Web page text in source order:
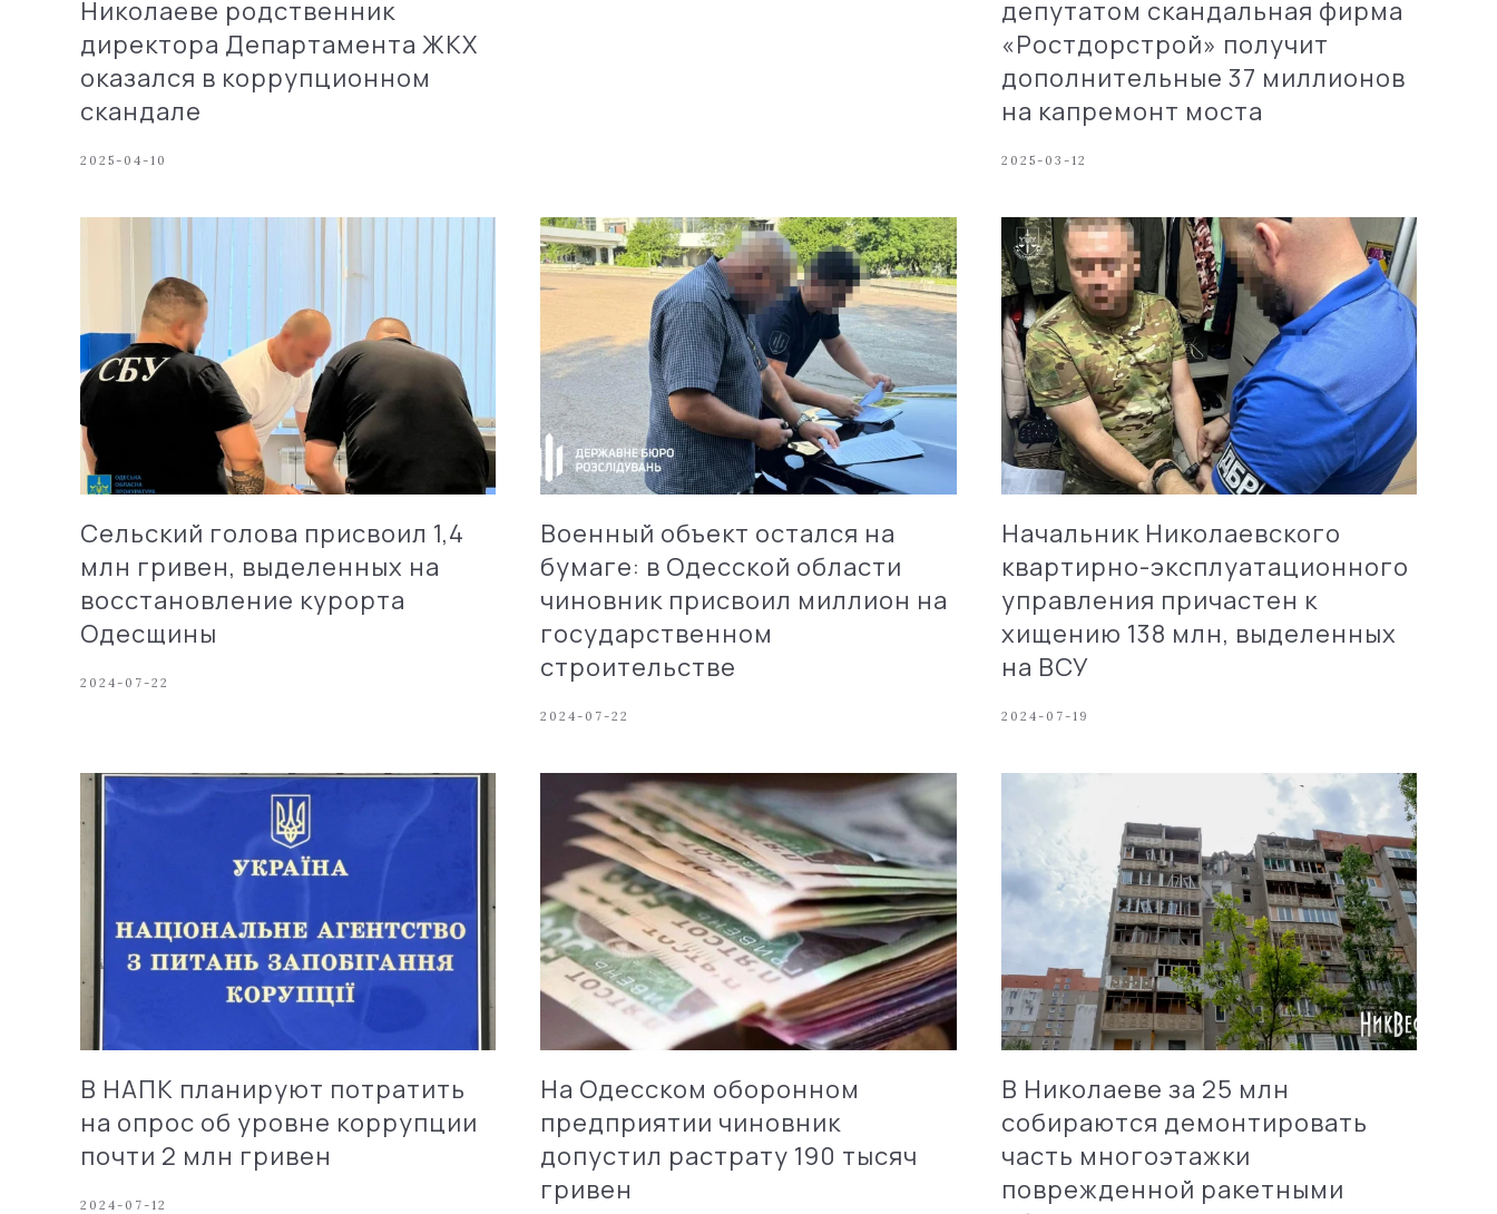
Николаеве родственник
директора Департамента ЖКХ
оказался в коррупционном
скандале
2025-04-10
депутатом скандальная фирма
«Ростдорстрой» получит
дополнительные 37 миллионов
на капремонт моста
2025-03-12
Сельский голова присвоил 1,4
млн гривен, выделенных на
восстановление курорта
Одесщины
2024-07-22
Военный объект остался на
бумаге: в Одесской области
чиновник присвоил миллион на
государственном
строительстве
2024-07-22
Начальник Николаевского
квартирно-эксплуатационного
управления причастен к
хищению 138 млн, выделенных
на ВСУ
2024-07-19
В НАПК планируют потратить
на опрос об уровне коррупции
почти 2 млн гривен
2024-07-12
На Одесском оборонном
предприятии чиновник
допустил растрату 190 тысяч
гривен
В Николаеве за 25 млн
собираются демонтировать
часть многоэтажки
поврежденной ракетными